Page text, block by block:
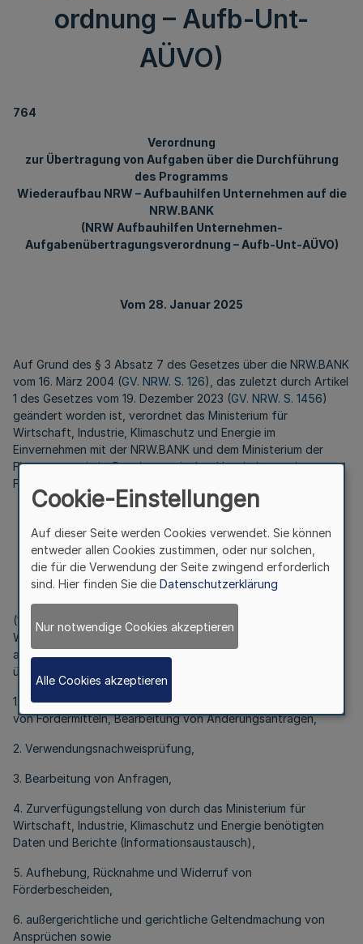
ordnung – Aufb-Unt-
AÜVO)
764
Verordnung
zur Übertragung von Aufgaben über die Durchführung
des Programms
Wiederaufbau NRW – Aufbauhilfen Unternehmen auf die
NRW.BANK
(NRW Aufbauhilfen Unternehmen-
Aufgabenübertragungsverordnung – Aufb-Unt-AÜVO)
Vom 28. Januar 2025
Auf Grund des § 3 Absatz 7 des Gesetzes über die NRW.BANK
vom 16. März 2004 (GV. NRW. S. 126), das zuletzt durch Artikel
1 des Gesetzes vom 19. Dezember 2023 (GV. NRW. S. 1456)
geändert worden ist, verordnet das Ministerium für
Wirtschaft, Industrie, Klimaschutz und Energie im
Einvernehmen mit der NRW.BANK und dem Ministerium der
Finanzen sowie im Benehmen mit dem Haushalts- und
Finanzausschuss des Landtags:
§ 1
Aufgabenübertragung
(1) Der NRW.BANK wird die Durchführung des Programms
Wiederaufbau NRW - Aufbauhilfe Unternehmen zur
ausschließlichen Wahrnehmung als Bewilligungsbehörde
übertragen. Dies umfasst die
1. Antragsprüfung, Bewilligung, Ablehnung, Mittelverwaltung
von Fördermitteln, Bearbeitung von Änderungsanträgen,
2. Verwendungsnachweisprüfung,
3. Bearbeitung von Anfragen,
4. Zurverfügungstellung von durch das Ministerium für
Wirtschaft, Industrie, Klimaschutz und Energie benötigten
Daten und Berichte (Informationsaustausch),
5. Aufhebung, Rücknahme und Widerruf von
Förderbescheiden,
6. außergerichtliche und gerichtliche Geltendmachung von
Ansprüchen sowie
Cookie-Einstellungen
Auf dieser Seite werden Cookies verwendet. Sie können
entweder allen Cookies zustimmen, oder nur solchen,
die für die Verwendung der Seite zwingend erforderlich
sind. Hier finden Sie die Datenschutzerklärung
Nur notwendige Cookies akzeptieren
Alle Cookies akzeptieren